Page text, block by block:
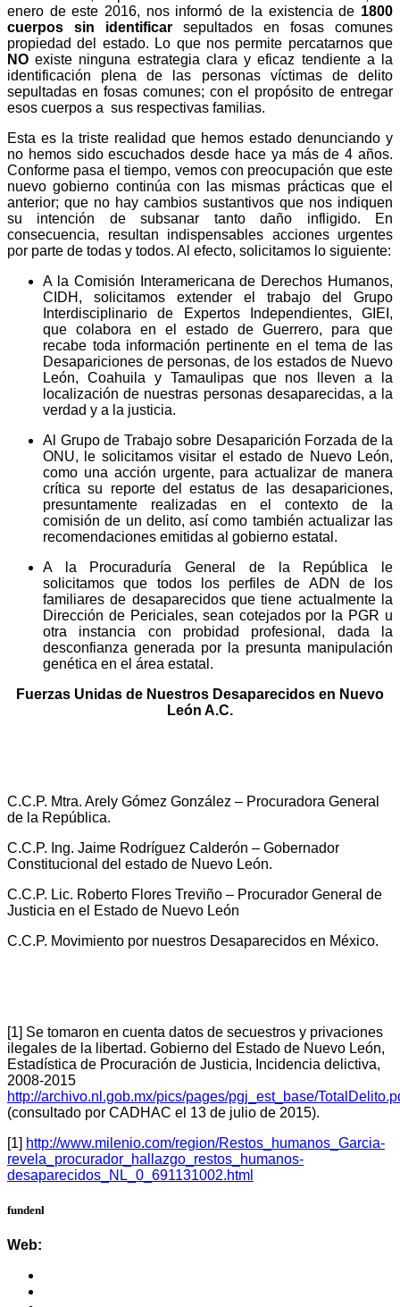
enero de este 2016, nos informó de la existencia de 1800
cuerpos sin identificar sepultados en fosas comunes
propiedad del estado. Lo que nos permite percatarnos que
NO existe ninguna estrategia clara y eficaz tendiente a la
identificación plena de las personas víctimas de delito
sepultadas en fosas comunes; con el propósito de entregar
esos cuerpos a sus respectivas familias.
Esta es la triste realidad que hemos estado denunciando y
no hemos sido escuchados desde hace ya más de 4 años.
Conforme pasa el tiempo, vemos con preocupación que este
nuevo gobierno continúa con las mismas prácticas que el
anterior; que no hay cambios sustantivos que nos indiquen
su intención de subsanar tanto daño infligido. En
consecuencia, resultan indispensables acciones urgentes
por parte de todas y todos. Al efecto, solicitamos lo siguiente:
A la Comisión Interamericana de Derechos Humanos,
CIDH, solicitamos extender el trabajo del Grupo
Interdisciplinario de Expertos Independientes, GIEI,
que colabora en el estado de Guerrero, para que
recabe toda información pertinente en el tema de las
Desapariciones de personas, de los estados de Nuevo
León, Coahuila y Tamaulipas que nos lleven a la
localización de nuestras personas desaparecidas, a la
verdad y a la justicia.
Al Grupo de Trabajo sobre Desaparición Forzada de la
ONU, le solicitamos visitar el estado de Nuevo León,
como una acción urgente, para actualizar de manera
crítica su reporte del estatus de las desapariciones,
presuntamente realizadas en el contexto de la
comisión de un delito, así como también actualizar las
recomendaciones emitidas al gobierno estatal.
A la Procuraduría General de la República le
solicitamos que todos los perfiles de ADN de los
familiares de desaparecidos que tiene actualmente la
Dirección de Periciales, sean cotejados por la PGR u
otra instancia con probidad profesional, dada la
desconfianza generada por la presunta manipulación
genética en el área estatal.
Fuerzas Unidas de Nuestros Desaparecidos en Nuevo
León A.C.
C.C.P. Mtra. Arely Gómez González – Procuradora General
de la República.
C.C.P. Ing. Jaime Rodríguez Calderón – Gobernador
Constitucional del estado de Nuevo León.
C.C.P. Lic. Roberto Flores Treviño – Procurador General de
Justicia en el Estado de Nuevo León
C.C.P. Movimiento por nuestros Desaparecidos en México.
[1] Se tomaron en cuenta datos de secuestros y privaciones
ilegales de la libertad. Gobierno del Estado de Nuevo León,
Estadística de Procuración de Justicia, Incidencia delictiva,
2008-2015
http://archivo.nl.gob.mx/pics/pages/pgj_est_base/
(consultado por CADHAC el 13 de julio de 2015).
[1] http://www.milenio.com/region/Restos_humanos_Garcia-
revela_procurador_hallazgo_restos_humanos-
desaparecidos_NL_0_691131002.html
fundenl
Web: